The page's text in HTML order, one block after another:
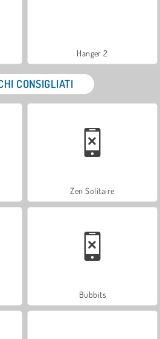
Hanger 2
CONSIGLIATI
Zen Solitaire
Bubbits